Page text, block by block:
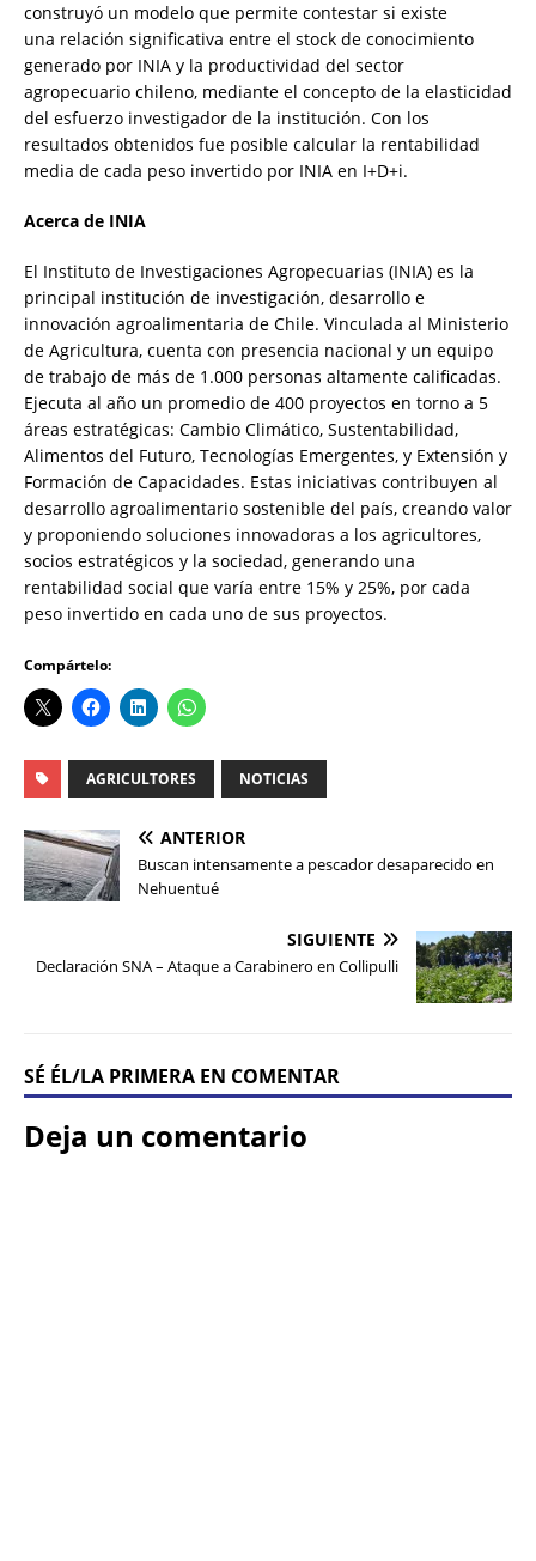
construyó un modelo que permite contestar si existe
una relación significativa entre el stock de conocimiento
generado por INIA y la productividad del sector
agropecuario chileno, mediante el concepto de la elasticidad
del esfuerzo investigador de la institución. Con los
resultados obtenidos fue posible calcular la rentabilidad
media de cada peso invertido por INIA en I+D+i.
Acerca de INIA
El Instituto de Investigaciones Agropecuarias (INIA) es la
principal institución de investigación, desarrollo e
innovación agroalimentaria de Chile. Vinculada al Ministerio
de Agricultura, cuenta con presencia nacional y un equipo
de trabajo de más de 1.000 personas altamente calificadas.
Ejecuta al año un promedio de 400 proyectos en torno a 5
áreas estratégicas: Cambio Climático, Sustentabilidad,
Alimentos del Futuro, Tecnologías Emergentes, y Extensión y
Formación de Capacidades. Estas iniciativas contribuyen al
desarrollo agroalimentario sostenible del país, creando valor
y proponiendo soluciones innovadoras a los agricultores,
socios estratégicos y la sociedad, generando una
rentabilidad social que varía entre 15% y 25%, por cada
peso invertido en cada uno de sus proyectos.
Compártelo:
AGRICULTORES NOTICIAS
ANTERIOR
Buscan intensamente a pescador desaparecido en
Nehuentué
SIGUIENTE
Declaración SNA – Ataque a Carabinero en Collipulli
SÉ ÉL/LA PRIMERA EN COMENTAR
Deja un comentario